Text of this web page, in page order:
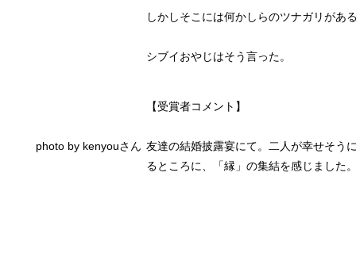
しかしそこには何かしらのツナガリがあ
シブイおやじはそう言った。
photo by kenyouさん
【受賞者コメント】
友達の結婚披露宴にて。二人が幸せそう
るところに、「縁」の集結を感じました